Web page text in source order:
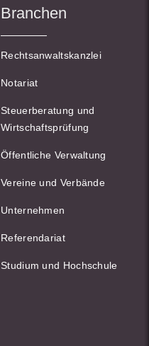
Branchen
Rechtsanwaltskanzlei
Notariat
Steuerberatung und
Wirtschaftsprüfung
Öffentliche Verwaltung
Vereine und Verbände
Unternehmen
Referendariat
Studium und Hochschule